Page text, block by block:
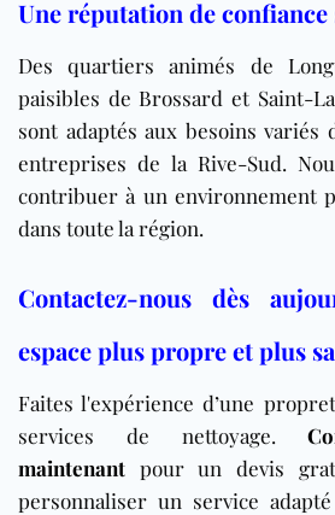
Une réputation de
Des quartiers animés de
paisibles de Brossard et Saint-
sont adaptés aux besoins variés
entreprises de la Rive-Sud.
contribuer à un environnement
dans toute la région.
Contactez-nous dès
espace plus propre et plus
Faites l'expérience d’une
services de nettoyage.
maintenant pour un devis
personnaliser un service